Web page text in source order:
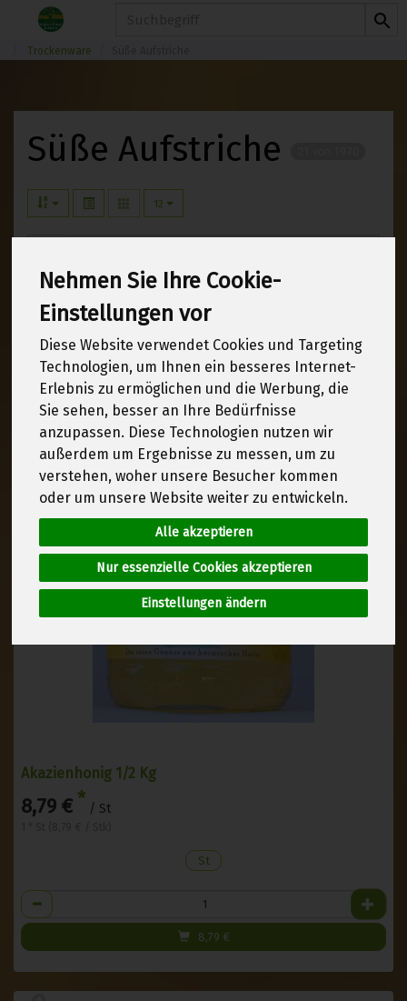
Nehmen Sie Ihre Cookie-
Einstellungen vor
Diese Website verwendet Cookies und Targeting
Technologien, um Ihnen ein besseres Internet-
Erlebnis zu ermöglichen und die Werbung, die
Sie sehen, besser an Ihre Bedürfnisse
anzupassen. Diese Technologien nutzen wir
außerdem um Ergebnisse zu messen, um zu
verstehen, woher unsere Besucher kommen
oder um unsere Website weiter zu entwickeln.
Alle akzeptieren
Nur essenzielle Cookies akzeptieren
Einstellungen ändern
Trockenware
Süße Aufstriche
12
Hersteller Ernährung
Akazienhonig 1/2 Kg
8,79 € * / St
St
Anzahl
8,79 €